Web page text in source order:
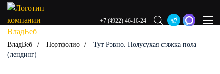
+7 (4922) 46-10-24
ВладВеб Портфолио
Тут Ровно. Полусухая стяжка пола
(лендинг)